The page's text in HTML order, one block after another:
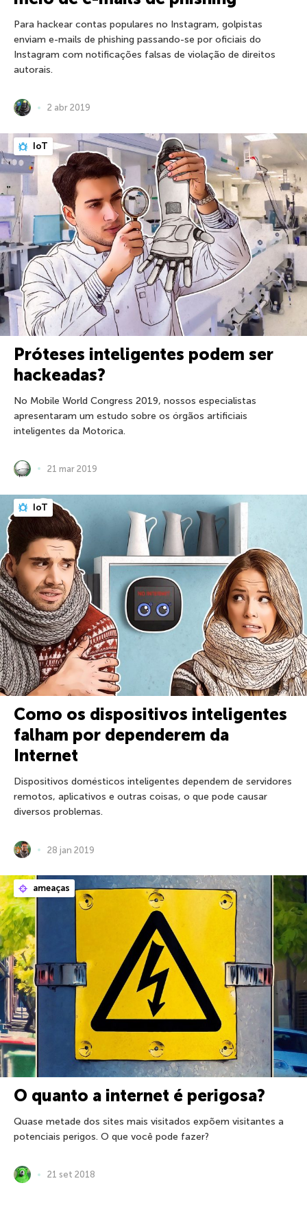
Para hackear contas populares no Instagram, golpistas
enviam e-mails de phishing passando-se por oficiais do
Instagram com notificações falsas de violação de direitos
autorais.
2 abr 2019
IoT
Próteses inteligentes podem ser
hackeadas?
No Mobile World Congress 2019, nossos especialistas
apresentaram um estudo sobre os órgãos artificiais
inteligentes da Motorica.
21 mar 2019
IoT
Como os dispositivos inteligentes
falham por dependerem da
Internet
Dispositivos domésticos inteligentes dependem de servidores
remotos, aplicativos e outras coisas, o que pode causar
diversos problemas.
28 jan 2019
ameaças
O quanto a internet é perigosa?
Quase metade dos sites mais visitados expõem visitantes a
potenciais perigos. O que você pode fazer?
21 set 2018